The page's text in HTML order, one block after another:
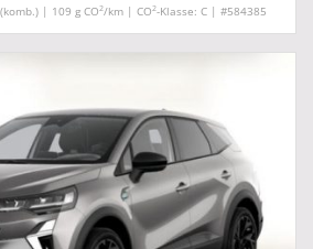
| 109 g CO2/km | CO2-Klasse: C | #584385